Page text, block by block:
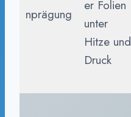
nprägung
er Folien
unter
Hitze und
Druck